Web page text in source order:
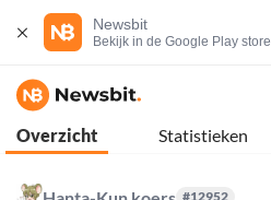
Newsbit
Bekijk in de Google Play store
Overzicht Statistieken
#12952